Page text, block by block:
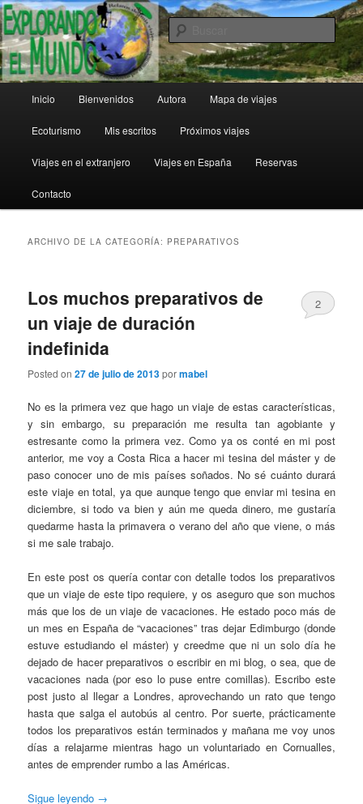
Ir
al
contenido
principal
Ir
al
contenido
secundarioExplorando el Mundo
principal
Inicio Bienvenidos Autora Mapa de viajes
Ecoturismo Mis escritos Próximos viajes
Viajes en el extranjero Viajes en España Reservas
Contacto
ARCHIVO DE LA CATEGORÍA: PREPARATIVOS
Los muchos preparativos de
un viaje de duración
indefinida
Posted on27 de julio de 2013pormabel
2
No es la primera vez que hago un viaje de estas características,
y sin embargo, su preparación me resulta tan agobiante y
estresante como la primera vez. Como ya os conté en mi post
anterior, me voy a Costa Rica a hacer mi tesina del máster y de
paso conocer uno de mis países soñados. No sé cuánto durará
este viaje en total, ya que aunque tengo que enviar mi tesina en
diciembre, si todo va bien y aún me queda dinero, me gustaría
quedarme hasta la primavera o verano del año que viene, o más
si me sale trabajo.
En este post os quería contar con detalle todos los preparativos
que un viaje de este tipo requiere, y os aseguro que son muchos
más que los de un viaje de vacaciones. He estado poco más de
un mes en España de “vacaciones” tras dejar Edimburgo (donde
estuve estudiando el máster) y creedme que ni un solo día he
dejado de hacer preparativos o escribir en mi blog, o sea, que de
vacaciones nada (por eso lo puse entre comillas). Escribo este
post justo al llegar a Londres, aprovechando un rato que tengo
hasta que salga el autobús al centro. Por suerte, prácticamente
todos los preparativos están terminados y mañana me voy unos
días a relajarme mientras hago un voluntariado en Cornualles,
antes de emprender rumbo a las Américas.
Sigue leyendo →